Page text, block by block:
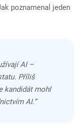
poznamenal jeden
AI –
Příliš
kandidát mohl
AI.“